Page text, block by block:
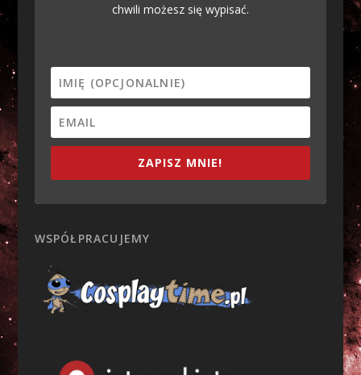
chwili możesz się wypisać.
ZAPISZ MNIE!
WSPÓŁPRACUJEMY